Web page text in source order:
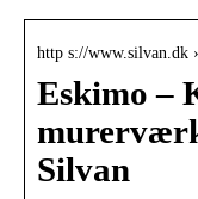
http s://www.silvan.dk
Eskimo –
Silvan